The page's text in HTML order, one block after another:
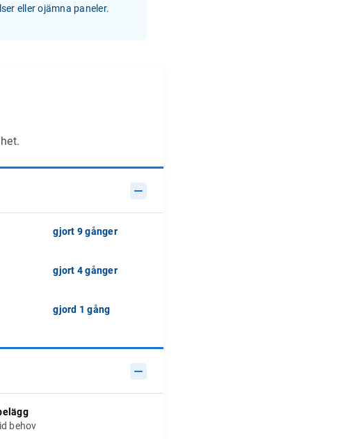
eller ojämna paneler.
gjort 9 gånger
gjort 4 gånger
gjord 1 gång
behov